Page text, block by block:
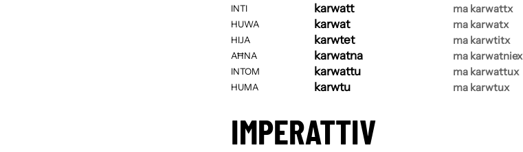
INTI
HUWA
HIJA
AĦNA
INTOM
HUMA
karwatt
karwat
karwtet
karwatna
karwattu
karwtu
ma karwattx
ma karwatx
ma karwtitx
ma karwatniex
ma karwattux
ma karwtux
IMPERATTIV